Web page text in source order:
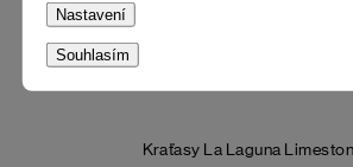
Nastavení
Souhlasím
Kraťasy La Laguna